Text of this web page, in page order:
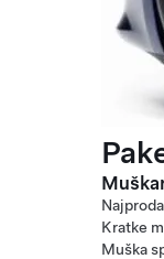
Kratke
Muška